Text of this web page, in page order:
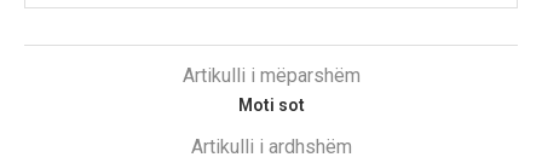
Artikulli i mëparshëm
Moti sot
Artikulli i ardhshëm